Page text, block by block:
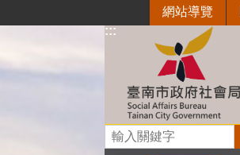
:::
網站導覽
搜尋